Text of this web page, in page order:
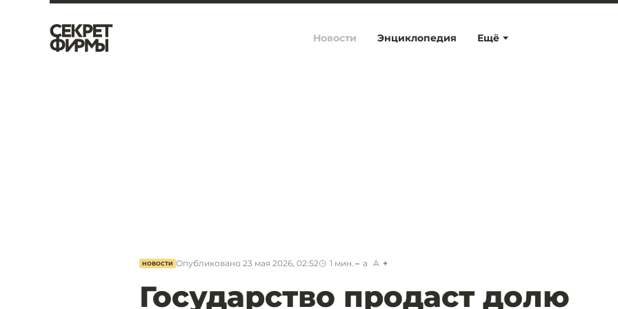
Ещё
Новости Энциклопедия
НОВОСТИ Опубликовано 23 мая 2026, 02:52 1 мин. a A
Государство продаст долю